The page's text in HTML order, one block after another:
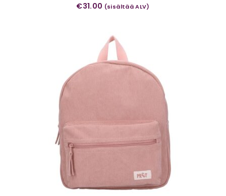
€31.00 (sisältää ALV)